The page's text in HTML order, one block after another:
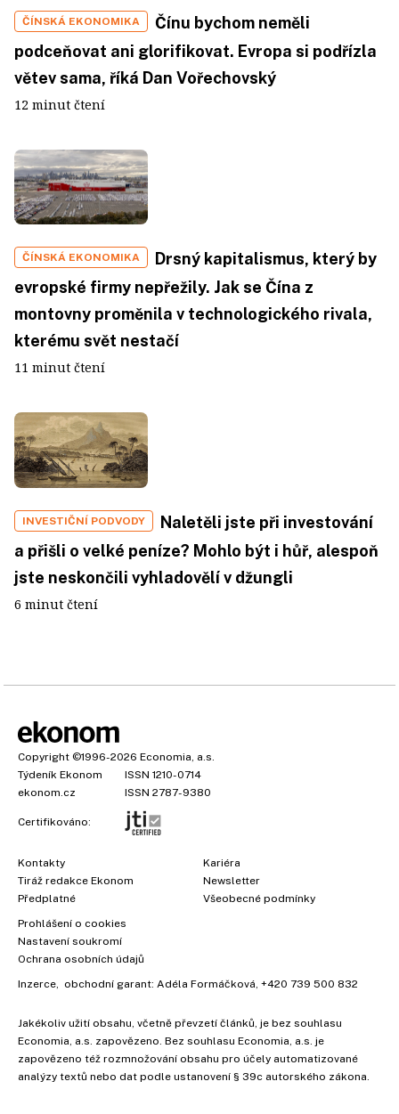
ČÍNSKÁ EKONOMIKA
Čínu bychom neměli
podceňovat ani glorifikovat. Evropa si podřízla
větev sama, říká Dan Vořechovský
12 minut čtení
ČÍNSKÁ EKONOMIKA
Drsný kapitalismus, který by
evropské firmy nepřežily. Jak se Čína z
montovny proměnila v technologického rivala,
kterému svět nestačí
11 minut čtení
INVESTIČNÍ PODVODY
Naletěli jste při investování
a přišli o velké peníze? Mohlo být i hůř, alespoň
jste neskončili vyhladovělí v džungli
6 minut čtení
Copyright ©1996-2026 Economia, a.s.
Týdeník Ekonom
ISSN 1210-0714
ekonom.cz
ISSN 2787-9380
Certifikováno:
Kontakty
Tiráž redakce Ekonom
Předplatné
Kariéra
Newsletter
Všeobecné podmínky
Prohlášení o cookies
Nastavení soukromí
Ochrana osobních údajů
Inzerce , obchodní garant: Adéla Formáčková +420 739 500 832
Jakékoliv užití obsahu, včetně převzetí článků, je bez souhlasu
Economia, a.s. zapovězeno. Bez souhlasu Economia, a.s. je
zapovězeno též rozmnožování obsahu pro účely automatizované
analýzy textů nebo dat podle ustanovení § 39c autorského zákona.